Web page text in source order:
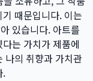
때문입니다. 이는
있습니다. 아트를
는 가치가 제품에
나의 취향과 가치관
.